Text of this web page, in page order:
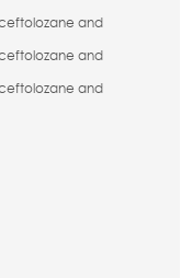
(ceftolozane and
(ceftolozane and
(ceftolozane and